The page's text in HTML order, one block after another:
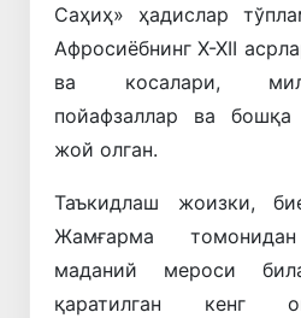
Саҳиҳ» ҳадислар
Афросиёбнинг X-XII
ва косалари,
пойафзаллар ва бошқа
жой олган.
Таъкидлаш жоизки,
Жамғарма томонидан
маданий мероси
қаратилган кенг